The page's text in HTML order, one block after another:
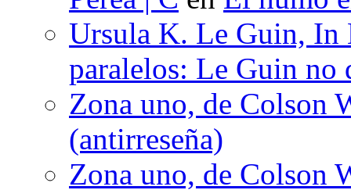
Ursula K. Le Guin, In
paralelos: Le Guin no
Zona uno, de Colson
(antirreseña)
Zona uno, de Colson